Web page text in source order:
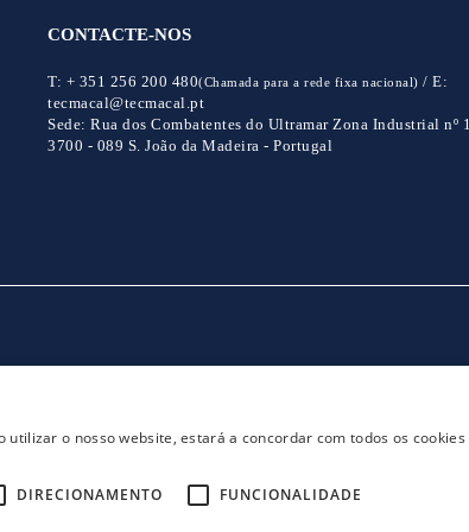
CONTACTE-NOS
T: + 351 256 200 480(Chamada para a rede fixa nacional) /E:
tecmacal@tecmacal.pt
Sede: Rua dos Combatentes do Ultramar Zona Industrial nº 1,
3700 - 089 S. João da Madeira - Portugal
o nosso website, estará a concordar com todos os cookies
DIRECIONAMENTO
FUNCIONALIDADE